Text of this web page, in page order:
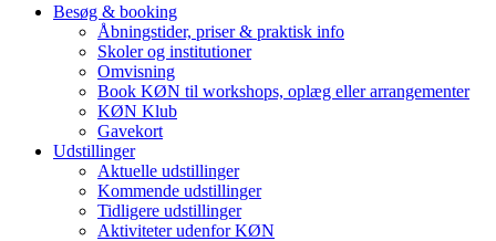
Besøg & booking
Åbningstider, priser & praktisk info
Skoler og institutioner
Omvisning
Book KØN til workshops, oplæg eller arrangementer
KØN Klub
Gavekort
Udstillinger
Aktuelle udstillinger
Kommende udstillinger
Tidligere udstillinger
Aktiviteter udenfor KØN